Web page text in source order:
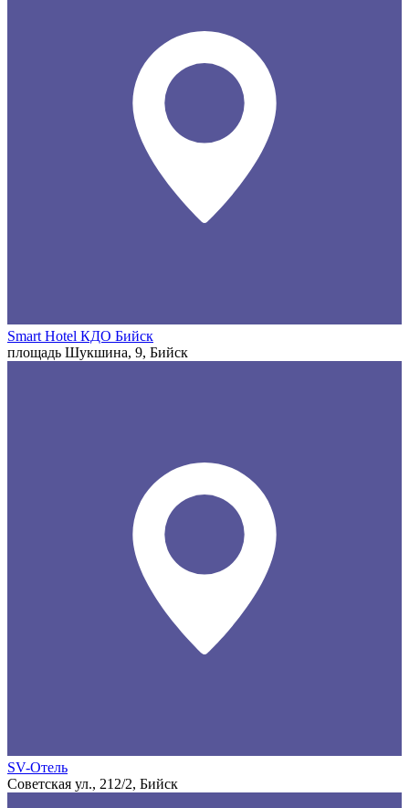
Smart Hotel КДО Бийск
площадь Шукшина, 9, Бийск
SV-Отель
Советская ул., 212/2, Бийск